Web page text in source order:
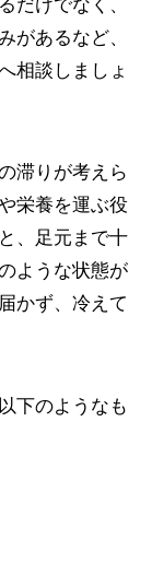
だけでなく、
があるなど、
相談しましょ
滞りが考えら
栄養を運ぶ役
、足元まで十
ような状態が
かず、冷えて
下のようなも